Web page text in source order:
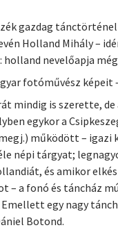
gazdag
Holland Mihály –
nevelőapja
fotóművész képeit
mindig is szerette,
egykor a
működött – igazi
népi tárgyat;
és amikor
– a fonó és táncház
egy nagy
Botond.